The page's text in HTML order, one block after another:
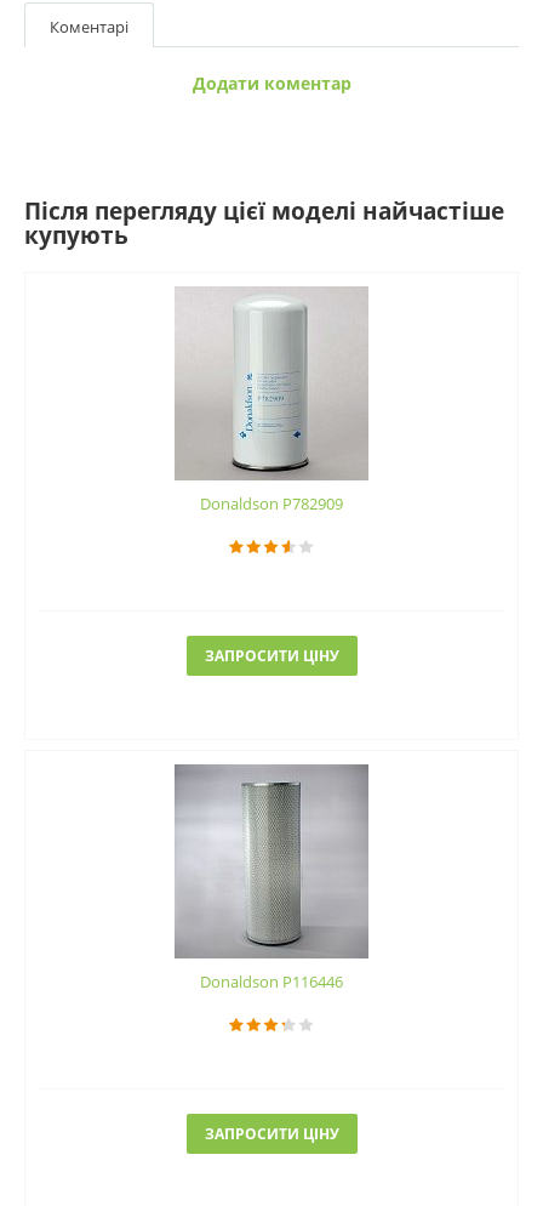
Коментарі
Додати коментар
Після перегляду цієї моделі найчастіше
купують
Donaldson P782909
ЗАПРОСИТИ ЦІНУ
Donaldson P116446
ЗАПРОСИТИ ЦІНУ